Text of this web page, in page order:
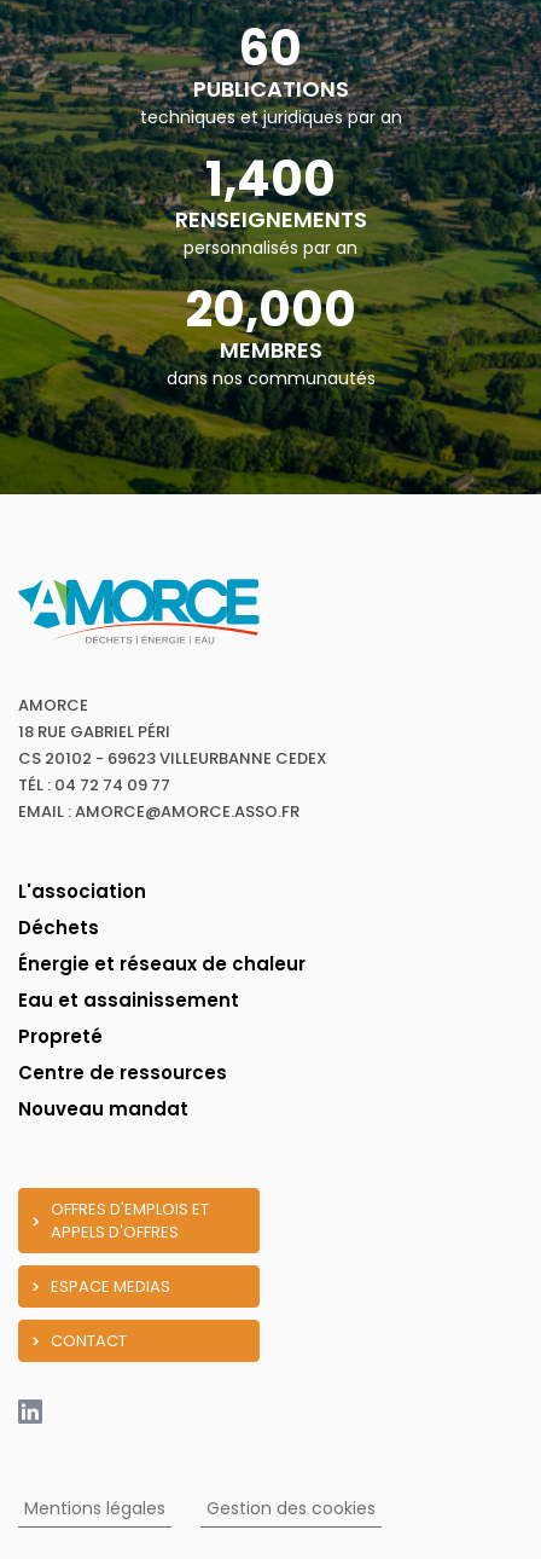
60
PUBLICATIONS
techniques et juridiques par an
1,400
RENSEIGNEMENTS
personnalisés par an
20,000
MEMBRES
dans nos communautés
AMORCE
18 RUE GABRIEL PÉRI
CS 20102 - 69623 VILLEURBANNE CEDEX
TÉL : 04 72 74 09 77
EMAIL : AMORCE@AMORCE.ASSO.FR
L'association
Déchets
Énergie et réseaux de chaleur
Eau et assainissement
Propreté
Centre de ressources
Nouveau mandat
OFFRES D'EMPLOIS ET
APPELS D'OFFRES
ESPACE MEDIAS
CONTACT
Mentions légales Gestion des cookies